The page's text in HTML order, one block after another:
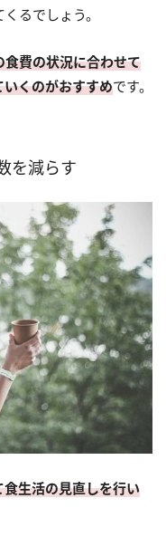
るでしょう。
食費の状況に合わせて
くのがおすすめです。
を減らす
生活の見直しを行い